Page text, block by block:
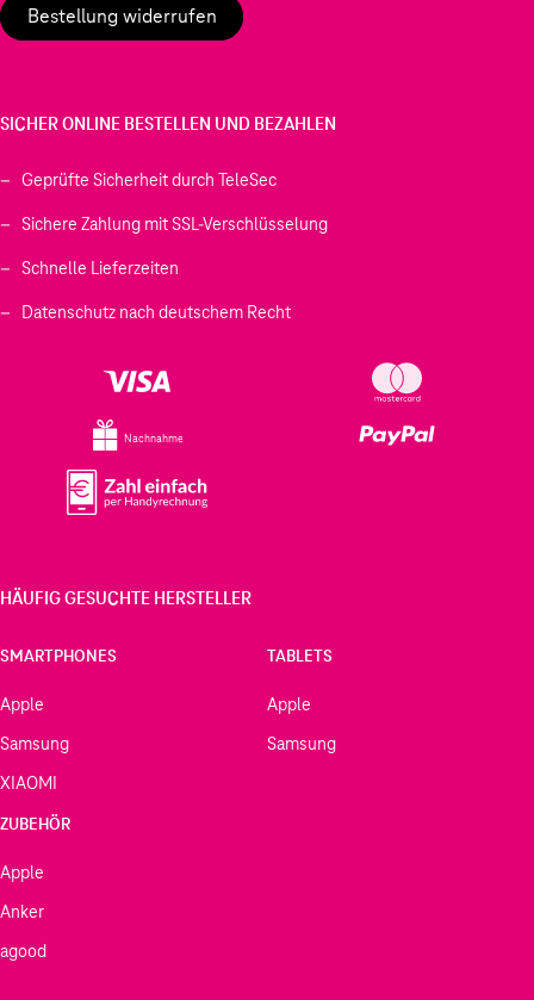
Bestellung widerrufen
SICHER ONLINE BESTELLEN UND BEZAHLEN
Geprüfte Sicherheit durch TeleSec
Sichere Zahlung mit SSL-Verschlüsselung
Schnelle Lieferzeiten
Datenschutz nach deutschem Recht
Nachnahme
HÄUFIG GESUCHTE HERSTELLER
SMARTPHONES
Apple
Samsung
XIAOMI
TABLETS
Apple
Samsung
ZUBEHÖR
Apple
Anker
agood